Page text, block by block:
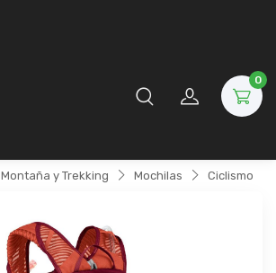
0
Montaña y Trekking Mochilas Ciclismo